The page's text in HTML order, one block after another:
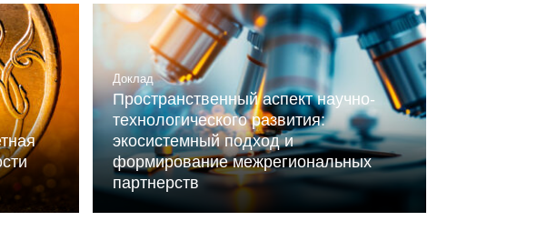
Национального Альянса по вопросам
Доклад
Пространственный аспект научно-
технологического развития:
экосистемный подход и
формирование межрегиональных
партнерств